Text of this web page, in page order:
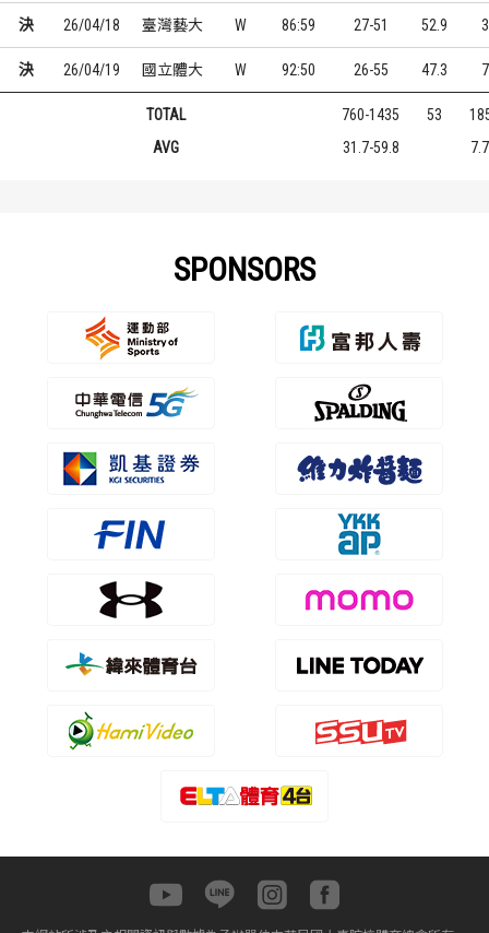
決 26/04/18 臺灣藝大 W 86:59 27-51 52.9
決 26/04/19 國立體大 W 92:50 26-55 47.3
TOTAL 760-1435 53
AVG
31.7-59.8
SPONSORS